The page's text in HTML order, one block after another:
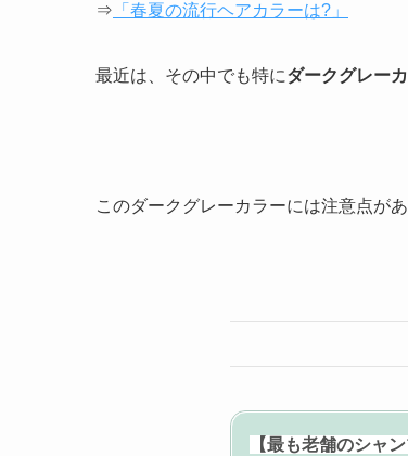
⇒ 「春夏の流行ヘアカラーは?」
最近は、その中でも特にダークグレー
このダークグレーカラーには注意点が
【最も老舗のシャ